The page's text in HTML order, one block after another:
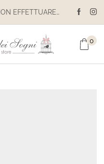
IL SITO È IN MANUTENZIONE. NON EFFETTUARE ACQUISTI. LE SPEDIZIONI SONO SOSPESE
0